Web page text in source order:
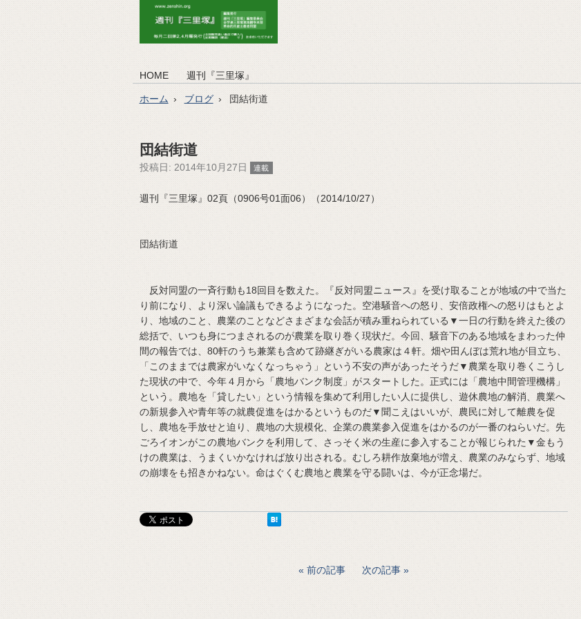
HOME 週刊『三里塚』
ホーム ブログ 団結街道
団結街道
投稿日: 2014年10月27日 連載
週刊『三里塚』02頁（0906号01面06）（2014/10/27）
団結街道
反対同盟の一斉行動も18回目を数えた。『反対同盟ニュース』を受け取ることが地域の中で当た
り前になり、より深い論議もできるようになった。空港騒音への怒り、安倍政権への怒りはもとよ
り、地域のこと、農業のことなどさまざまな会話が積み重ねられている▼一日の行動を終えた後の
総括で、いつも身につまされるのが農業を取り巻く現状だ。今回、騒音下のある地域をまわった仲
間の報告では、80軒のうち兼業も含めて跡継ぎがいる農家は４軒。畑や田んぼは荒れ地が目立ち、
「このままでは農家がいなくなっちゃう」という不安の声があったそうだ▼農業を取り巻くこうし
た現状の中で、今年４月から「農地バンク制度」がスタートした。正式には「農地中間管理機構」
という。農地を「貸したい」という情報を集めて利用したい人に提供し、遊休農地の解消、農業へ
の新規参入や青年等の就農促進をはかるというものだ▼聞こえはいいが、農民に対して離農を促
し、農地を手放せと迫り、農地の大規模化、企業の農業参入促進をはかるのが一番のねらいだ。先
ごろイオンがこの農地バンクを利用して、さっそく米の生産に参入することが報じられた▼金もう
けの農業は、うまくいかなければ放り出される。むしろ耕作放棄地が増え、農業のみならず、地域
の崩壊をも招きかねない。命はぐくむ農地と農業を守る闘いは、今が正念場だ。
前の記事 次の記事